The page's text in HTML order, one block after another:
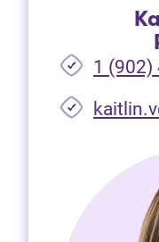
1 (902)